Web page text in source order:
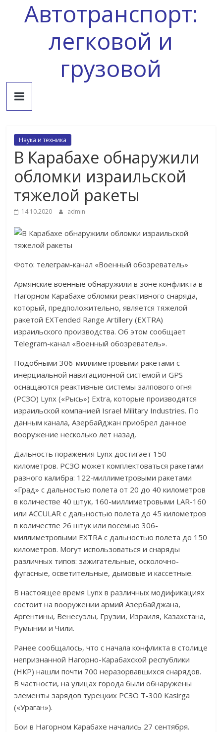
Автотранспорт:
легковой и
грузовой
Наука и техника
В Карабахе обнаружили
обломки израильской
тяжелой ракеты
14.10.2020 admin
Фото: телеграм-канал «Военный обозреватель»
Армянские военные обнаружили в зоне конфликта в
Нагорном Карабахе обломки реактивного снаряда,
который, предположительно, является тяжелой
ракетой EXTended Range Artillery (EXTRA)
израильского производства. Об этом сообщает
Telegram-канал «Военный обозреватель».
Подобными 306-миллиметровыми ракетами с
инерциальной навигационной системой и GPS
оснащаются реактивные системы залпового огня
(РСЗО) Lynx («Рысь») Extra, которые производятся
израильской компанией Israel Military Industries. По
данным канала, Азербайджан приобрел данное
вооружение несколько лет назад.
Дальность поражения Lynx достигает 150
километров. РСЗО может комплектоваться ракетами
разного калибра: 122-миллиметровыми ракетами
«Град» с дальностью полета от 20 до 40 километров
в количестве 40 штук, 160-миллиметровыми LAR-160
или ACCULAR с дальностью полета до 45 километров
в количестве 26 штук или восемью 306-
миллиметровыми EXTRA с дальностью полета до 150
километров. Могут использоваться и снаряды
различных типов: зажигательные, осколочно-
фугасные, осветительные, дымовые и кассетные.
В настоящее время Lynx в различных модификациях
состоит на вооружении армий Азербайджана,
Аргентины, Венесуэлы, Грузии, Израиля, Казахстана,
Румынии и Чили.
Ранее сообщалось, что с начала конфликта в столице
непризнанной Нагорно-Карабахской республики
(НКР) нашли почти 700 неразорвавшихся снарядов.
В частности, на улицах города были обнаружены
элементы зарядов турецких РСЗО T-300 Kasirga
(«Ураган»).
Бои в Нагорном Карабахе начались 27 сентября.